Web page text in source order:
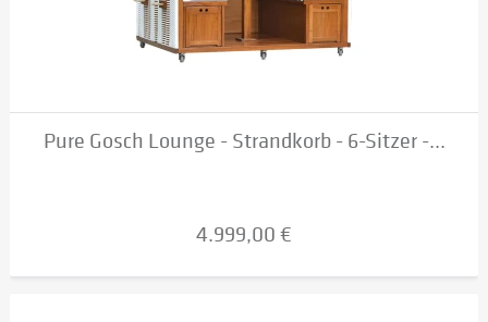
Pure Gosch Lounge - Strandkorb - 6-Sitzer -...
4.999,00 €